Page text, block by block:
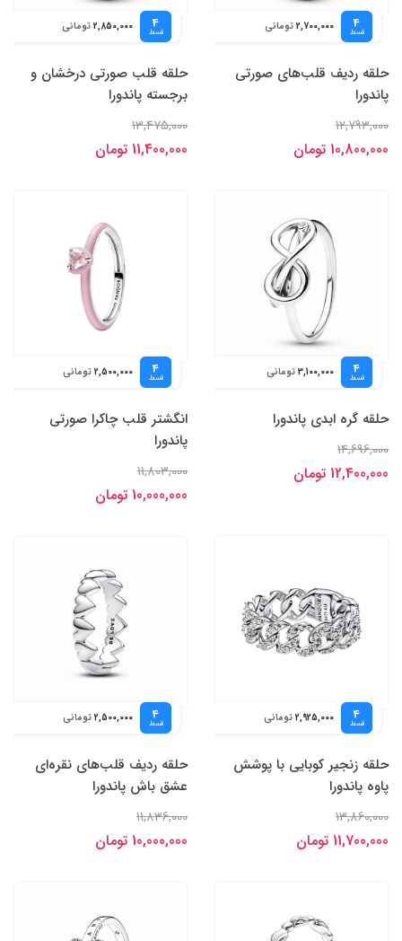
4
قسط 2,700,000 تومانی
حلقه ردیف قلب‌های صورتی
پاندورا
12,793,000
10,800,000 تومان
4
قسط 2,850,000 تومانی
حلقه قلب صورتی درخشان و
برجسته پاندورا
13,475,000
11,400,000 تومان
4
قسط 3,100,000 تومانی
حلقه گره ابدی پاندورا
14,696,000
12,400,000 تومان
4
قسط 2,500,000 تومانی
انگشتر قلب چاکرا صورتی
پاندورا
11,803,000
10,000,000 تومان
4
قسط 2,925,000 تومانی
حلقه زنجیر کوبایی با پوشش
پاوه پاندورا
13,860,000
11,700,000 تومان
4
قسط 2,500,000 تومانی
حلقه ردیف قلب‌های نقره‌ای
عشق باش پاندورا
11,836,000
10,000,000 تومان